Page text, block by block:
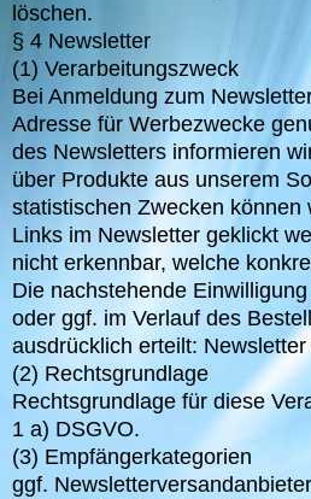
löschen.
§ 4 Newsletter
(1) Verarbeitungszweck
Bei Anmeldung zum
Adresse für Werbezwecke
des Newsletters informieren
über Produkte aus unserem
statistischen Zwecken können
Links im Newsletter geklickt
nicht erkennbar, welche
Die nachstehende
oder ggf. im Verlauf des
ausdrücklich erteilt:
(2) Rechtsgrundlage
Rechtsgrundlage für diese
1 a) DSGVO.
(3) Empfängerkategorien
ggf. Newsletterversandanbieter